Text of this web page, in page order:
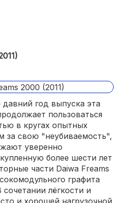
год выпуска эта
пользоваться
в кругах опытных
за свою "неубиваемость",
уверенно
более шести лет
части Daiwa Freams
графита
лёгкости и